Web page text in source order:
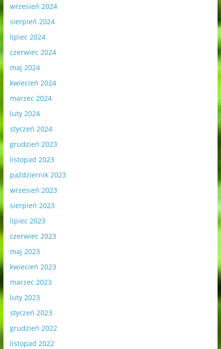
wrzesień 2024
sierpień 2024
lipiec 2024
czerwiec 2024
maj 2024
kwiecień 2024
marzec 2024
luty 2024
styczeń 2024
grudzień 2023
listopad 2023
październik 2023
wrzesień 2023
sierpień 2023
lipiec 2023
czerwiec 2023
maj 2023
kwiecień 2023
marzec 2023
luty 2023
styczeń 2023
grudzień 2022
listopad 2022